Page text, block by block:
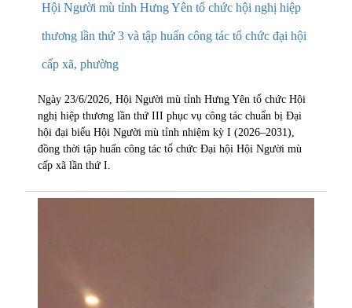
Hội Người mù tỉnh Hưng Yên tổ chức hội nghị hiệp
thương lần thứ 3 và tập huấn công tác tổ chức đại hội
cấp xã, phường
Ngày 23/6/2026, Hội Người mù tỉnh Hưng Yên tổ chức Hội
nghị hiệp thương lần thứ III phục vụ công tác chuẩn bị Đại
hội đại biểu Hội Người mù tỉnh nhiệm kỳ I (2026–2031),
đồng thời tập huấn công tác tổ chức Đại hội Hội Người mù
cấp xã lần thứ I.